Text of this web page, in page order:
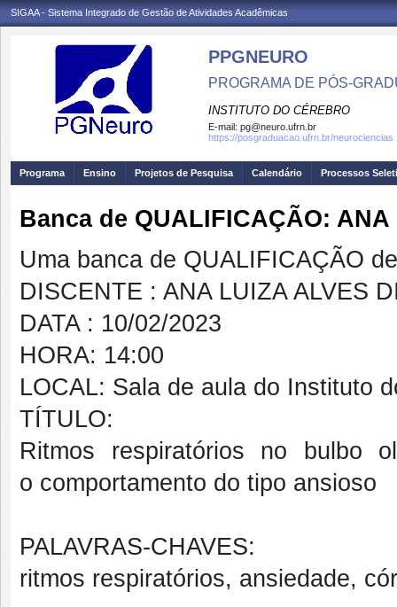
SIGAA - Sistema Integrado de Gestão de Atividades Acadêmicas
PPGNEURO
PROGRAMA DE PÓS-
INSTITUTO DO CÉREBRO
E-mail: pg@neuro.ufrn.br
https://posgraduacao.ufrn.br/neurociencias
Programa Ensino Projetos de Pesquisa Calendário Processos
Banca de QUALIFICAÇÃO: ANA
Uma banca de QUALIFICAÇÃO
DISCENTE : ANA LUIZA ALVES
DATA : 10/02/2023
HORA: 14:00
LOCAL: Sala de aula do Instituto
TÍTULO:
Ritmos respiratórios no bulbo
o comportamento do tipo ansioso
PALAVRAS-CHAVES:
ritmos respiratórios, ansiedade,